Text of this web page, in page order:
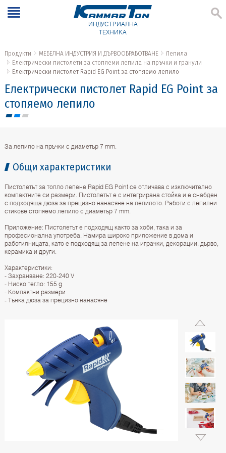
ИНДУСТРИАЛНА
ТЕХНИКА
Продукти МЕБЕЛНА ИНДУСТРИЯ И ДЪРВООБРАБОТВАНЕ
Лепила
Електрически пистолети за стопяеми лепила на пръчки и гранули
Електрически пистолет Rapid EG Point за стопяемо лепило
Електрически пистолет Rapid EG Point за
стопяемо лепило
За лепило на пръчки с диаметър 7 mm.
Общи характеристики
Пистолетът за топло лепене Rapid EG Point се отличава с изключително
компактните си размери. Пистолетът е с интегрирана стойка и е снабден
с подходяща дюза за прецизно нанасяне на лепилото. Работи с лепилни
стикове стопяемо лепило с диаметър 7 mm.
Приложение: Пистолетът е подходящ както за хоби, така и за
професионална употреба. Намира широко приложение в дома и
работилницата, като е подходящ за лепене на играчки, декорации, дърво,
керамика и други.
Характеристики:
- Захранване: 220-240 V
- Ниско тегло: 155 g
- Компактни размери
- Тънка дюза за прецизно нанасяне